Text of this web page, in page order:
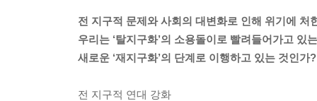
전 지구적 문제와 사회의 대변화로 인해 위기에 처
우리는 ‘탈지구화’의 소용돌이로 빨려들어가고 있
새로운 ‘재지구화’의 단계로 이행하고 있는 것인가?
전 지구적 연대 강화